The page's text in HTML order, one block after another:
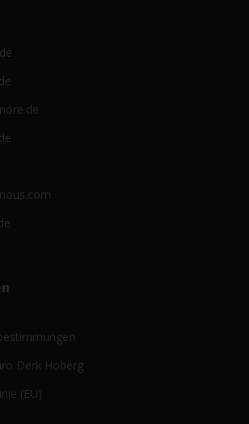
Derk Hoberg
(EU)